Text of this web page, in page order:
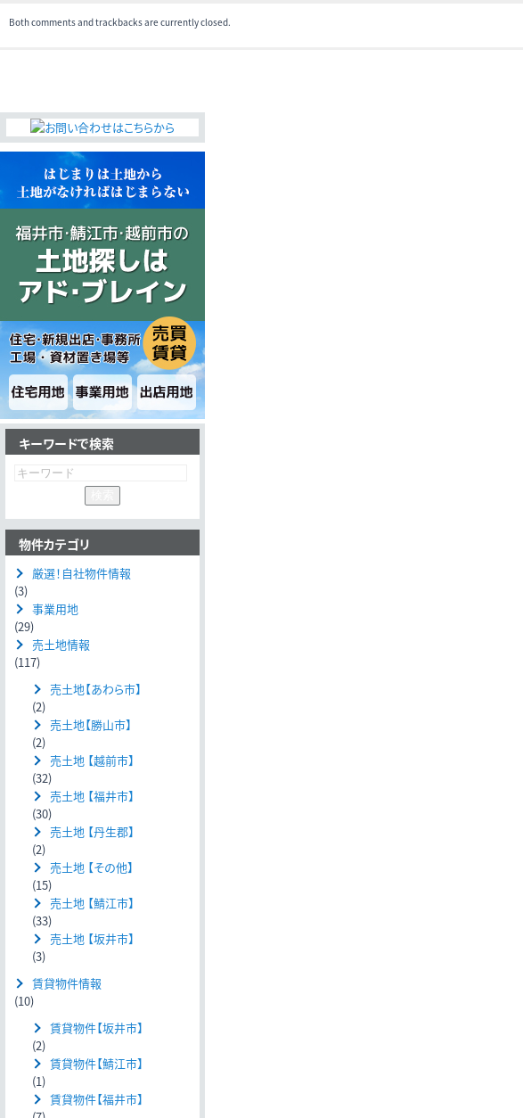
Both comments and trackbacks are currently closed.
キーワードで検索
物件カテゴリ
厳選！自社物件情報
(3)
事業用地
(29)
売土地情報
(117)
売土地【あわら市】
(2)
売土地【勝山市】
(2)
売土地 【越前市】
(32)
売土地 【福井市】
(30)
売土地 【丹生郡】
(2)
売土地 【その他】
(15)
売土地 【鯖江市】
(33)
売土地 【坂井市】
(3)
賃貸物件情報
(10)
賃貸物件【坂井市】
(2)
賃貸物件【鯖江市】
(1)
賃貸物件【福井市】